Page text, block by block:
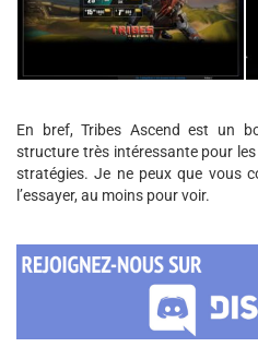
En bref, Tribes Ascend est un
structure très intéressante pour
stratégies. Je ne peux que vous
l’essayer, au moins pour voir.